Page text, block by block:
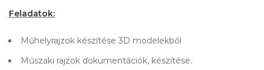
Feladatok:
Műhelyrajzok készítése 3D modelekből
Műszaki rajzok dokumentációk, készítése.